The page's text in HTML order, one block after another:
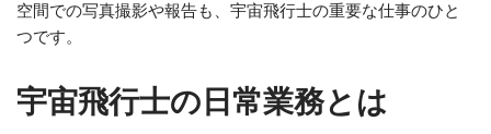
空間での写真撮影や報告も、宇宙飛行士の重要な仕事のひと
つです。
宇宙飛行士の日常業務とは